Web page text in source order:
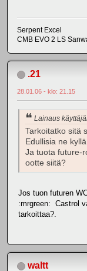
Serpent Excel
CMB EVO 2 LS
.21
28.01.06 - klo: 21.15
Lainaus
Tarkoitatko sitä
Edullisia ne
Ja tuota future-
ootte siitä?
Jos tuon futuren
:mrgreen: Castrol
tarkoittaa?.
waltt